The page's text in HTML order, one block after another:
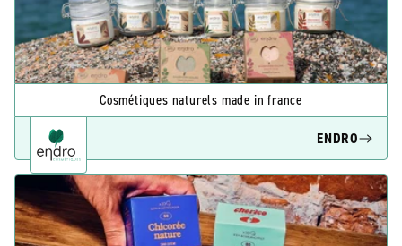
Cosmétiques naturels made in france
ENDRO